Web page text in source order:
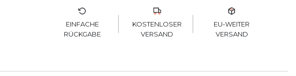
EINFACHE
RÜCKGABE
KOSTENLOSER
VERSAND
EU-WEITER
VERSAND